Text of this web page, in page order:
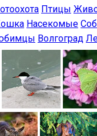
Птицы
Насекомые
Волгоград